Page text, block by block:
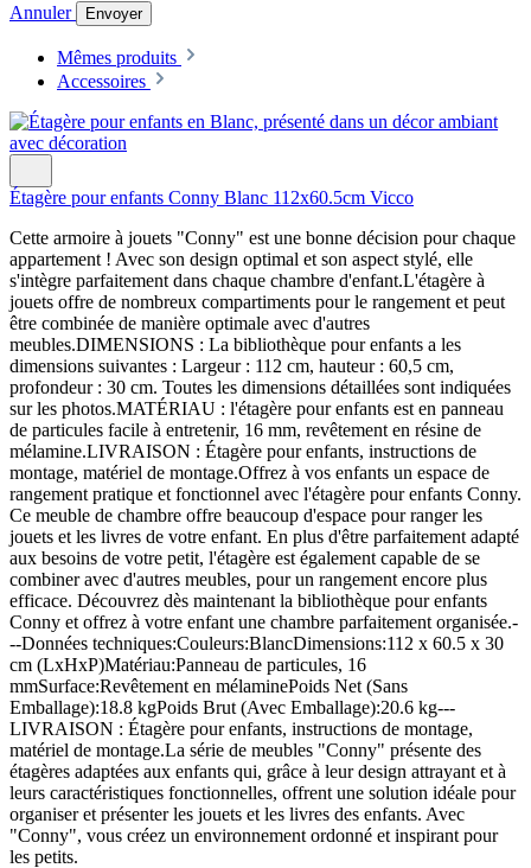
Annuler Envoyer
Mêmes produits
Accessoires
Étagère pour enfants Conny Blanc 112x60.5cm Vicco
Cette armoire à jouets "Conny" est une bonne décision pour chaque
appartement ! Avec son design optimal et son aspect stylé, elle
s'intègre parfaitement dans chaque chambre d'enfant.L'étagère à
jouets offre de nombreux compartiments pour le rangement et peut
être combinée de manière optimale avec d'autres
meubles.DIMENSIONS : La bibliothèque pour enfants a les
dimensions suivantes : Largeur : 112 cm, hauteur : 60,5 cm,
profondeur : 30 cm. Toutes les dimensions détaillées sont indiquées
sur les photos.MATÉRIAU : l'étagère pour enfants est en panneau
de particules facile à entretenir, 16 mm, revêtement en résine de
mélamine.LIVRAISON : Étagère pour enfants, instructions de
montage, matériel de montage.Offrez à vos enfants un espace de
rangement pratique et fonctionnel avec l'étagère pour enfants Conny.
Ce meuble de chambre offre beaucoup d'espace pour ranger les
jouets et les livres de votre enfant. En plus d'être parfaitement adapté
aux besoins de votre petit, l'étagère est également capable de se
combiner avec d'autres meubles, pour un rangement encore plus
efficace. Découvrez dès maintenant la bibliothèque pour enfants
Conny et offrez à votre enfant une chambre parfaitement organisée.-
--Données techniques:Couleurs:BlancDimensions:112 x 60.5 x 30
cm (LxHxP)Matériau:Panneau de particules, 16
mmSurface:Revêtement en mélaminePoids Net (Sans
Emballage):18.8 kgPoids Brut (Avec Emballage):20.6 kg---
LIVRAISON : Étagère pour enfants, instructions de montage,
matériel de montage.La série de meubles "Conny" présente des
étagères adaptées aux enfants qui, grâce à leur design attrayant et à
leurs caractéristiques fonctionnelles, offrent une solution idéale pour
organiser et présenter les jouets et les livres des enfants. Avec
"Conny", vous créez un environnement ordonné et inspirant pour
les petits.